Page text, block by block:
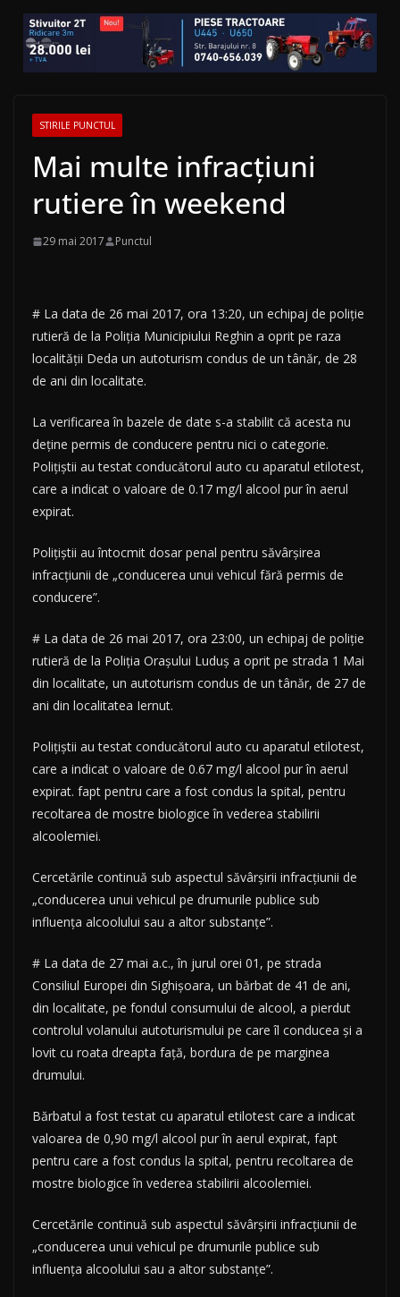
STIRILE PUNCTUL
Mai multe infracţiuni
rutiere în weekend
29 mai 2017 Punctul
# La data de 26 mai 2017, ora 13:20, un echipaj de poliţie
rutieră de la Poliţia Municipiului Reghin a oprit pe raza
localităţii Deda un autoturism condus de un tânăr, de 28
de ani din localitate.
La verificarea în bazele de date s-a stabilit că acesta nu
deține permis de conducere pentru nici o categorie.
Poliţiştii au testat conducătorul auto cu aparatul etilotest,
care a indicat o valoare de 0.17 mg/l alcool pur în aerul
expirat.
Poliţiştii au întocmit dosar penal pentru săvârșirea
infracțiunii de „conducerea unui vehicul fără permis de
conducere”.
# La data de 26 mai 2017, ora 23:00, un echipaj de poliţie
rutieră de la Poliţia Oraşului Luduş a oprit pe strada 1 Mai
din localitate, un autoturism condus de un tânăr, de 27 de
ani din localitatea Iernut.
Poliţiştii au testat conducătorul auto cu aparatul etilotest,
care a indicat o valoare de 0.67 mg/l alcool pur în aerul
expirat. fapt pentru care a fost condus la spital, pentru
recoltarea de mostre biologice în vederea stabilirii
alcoolemiei.
Cercetările continuă sub aspectul săvârşirii infracţiunii de
„conducerea unui vehicul pe drumurile publice sub
influenţa alcoolului sau a altor substanţe”.
# La data de 27 mai a.c., în jurul orei 01, pe strada
Consiliul Europei din Sighișoara, un bărbat de 41 de ani,
din localitate, pe fondul consumului de alcool, a pierdut
controlul volanului autoturismului pe care îl conducea şi a
lovit cu roata dreapta față, bordura de pe marginea
drumului.
Bărbatul a fost testat cu aparatul etilotest care a indicat
valoarea de 0,90 mg/l alcool pur în aerul expirat, fapt
pentru care a fost condus la spital, pentru recoltarea de
mostre biologice în vederea stabilirii alcoolemiei.
Cercetările continuă sub aspectul săvârşirii infracţiunii de
„conducerea unui vehicul pe drumurile publice sub
influenţa alcoolului sau a altor substanţe”.